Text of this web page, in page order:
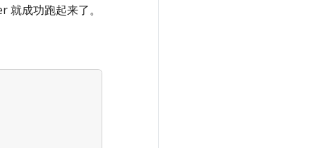
就成功跑起来了。